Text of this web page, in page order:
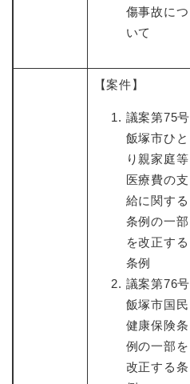
傷事故につ
いて
【案件】
議案第75号
飯塚市ひと
り親家庭等
医療費の支
給に関する
条例の一部
を改正する
条例
議案第76号
飯塚市国民
健康保険条
例の一部を
改正する条